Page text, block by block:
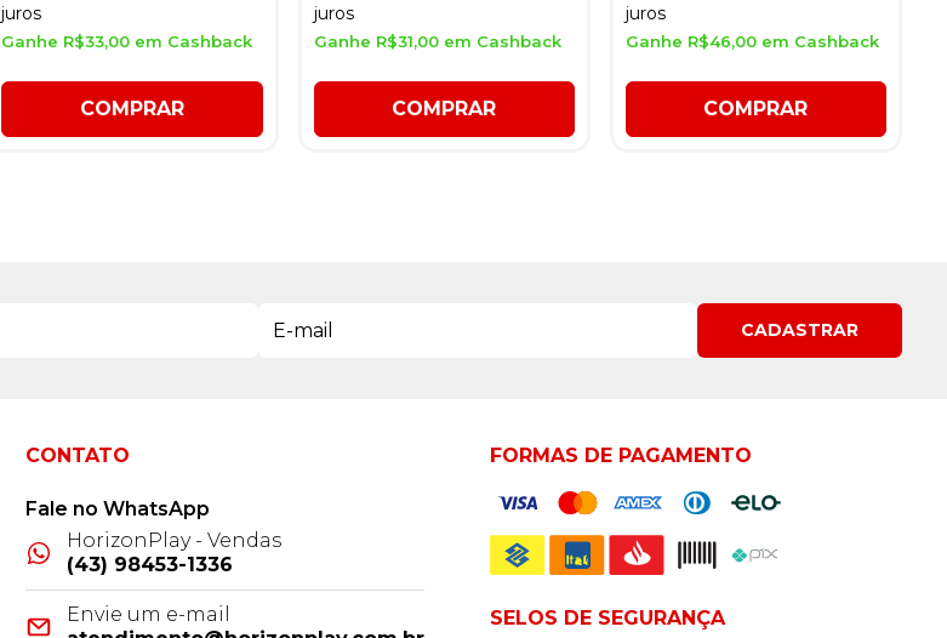
juros
Ganhe R$33,00 em Cashback
COMPRAR
juros
Ganhe R$31,00 em Cashback
COMPRAR
juros
Ganhe R$46,00 em Cashback
COMPRAR
CADASTRAR
CONTATO
Fale no WhatsApp
HorizonPlay - Vendas
(43) 98453-1336
Envie um e-mail
FORMAS DE PAGAMENTO
SELOS DE SEGURANÇA